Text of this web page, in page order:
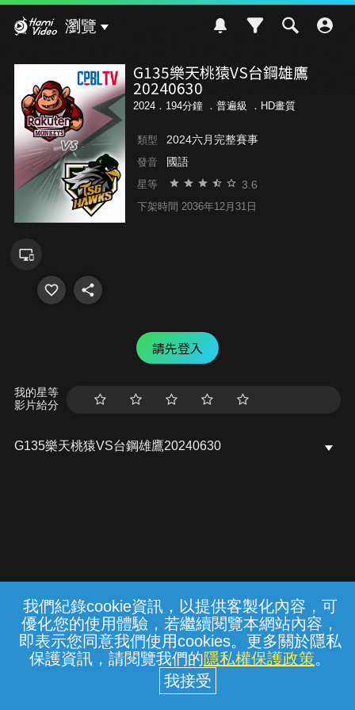
我們紀錄cookie資訊，以提供客製化內容，可
優化您的使用體驗，若繼續閱覽本網站內容，
即表示您同意我們使用cookies。更多關於隱私
保護資訊，請閱覽我們的隱私權保護政策。
瀏覽
G135樂天桃猿VS台鋼雄鷹
20240630
2024．194分鐘 ． 普遍級 ．HD畫質
類型 2024六月完整賽事
發音 國語
星等 3.6
下架時間 2036年12月31日
請先登入
我的星等
影片給分
G135樂天桃猿VS台鋼雄鷹20240630
常見問題 線上客服 服務條款 隱私權保護
中華電信股份有限公司個人家庭分公司
(統一編號：96979949) © 2026
{{notifyMsg}}